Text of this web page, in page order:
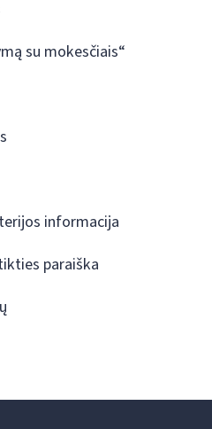
su mokesčiais“
informacija
paraiška